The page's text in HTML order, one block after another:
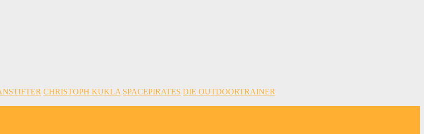
CHRISTOPH KUKLA SPACEPIRATES DIE OUTDOORTRAINER